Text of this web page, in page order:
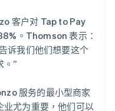
客户对 Tap to Pay
。Thomson 表示：
诉我们他们想要这个
。”
服务的最小型商家
业尤为重要，他们可以